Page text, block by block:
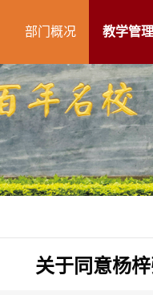
部门概况 教学管理
关于同意杨